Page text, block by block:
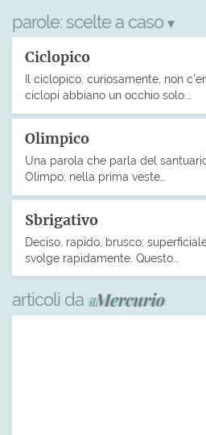
parole: scelte a caso ▾
Ciclopico
Il ciclopico, curiosamente, non
ciclopi abbiano un occhio solo.…
Olimpico
Una parola che parla del
Olimpo; nella prima veste…
Sbrigativo
Deciso, rapido, brusco;
svolge rapidamente. Questo…
articoli da